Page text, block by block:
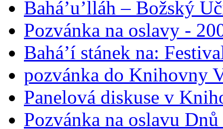
Bahá’u’lláh – Božský
Pozvánka na oslavy -
Bahá’í stánek na:
pozvánka do Knihovny
Panelová diskuse v
Pozvánka na oslavu